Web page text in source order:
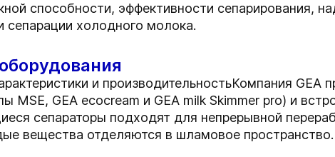
способности, эффективности сепарирования,
сепарации холодного молока.
и производительностьКомпания GEA
MSE, GEA ecocream и GEA milk Skimmer pro) и
сепараторы подходят для непрерывной
вещества отделяются в шламовое пространство.